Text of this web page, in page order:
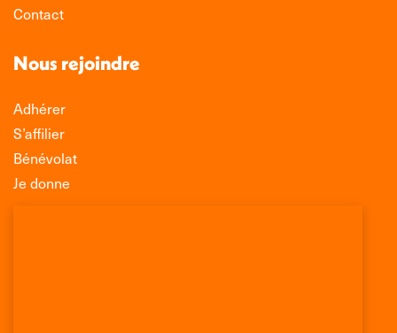
Contact
Nous rejoindre
Adhérer
S’affilier
Bénévolat
Je donne